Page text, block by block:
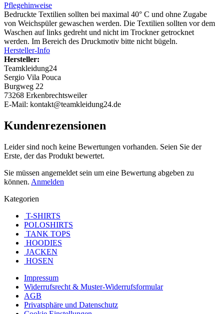
Pflegehinweise
Bedruckte Textilien sollten bei maximal 40° C und ohne Zugabe
von Weichspüler gewaschen werden. Die Textilien sollten vor dem
Waschen auf links gedreht und nicht im Trockner getrocknet
werden. Im Bereich des Druckmotiv bitte nicht bügeln.
Hersteller-Info
Hersteller:
Teamkleidung24
Sergio Vila Pouca
Burgweg 22
73268 Erkenbrechtsweiler
E-Mail: kontakt@teamkleidung24.de
Kundenrezensionen
Leider sind noch keine Bewertungen vorhanden. Seien Sie der
Erste, der das Produkt bewertet.
Sie müssen angemeldet sein um eine Bewertung abgeben zu
können. Anmelden
Kategorien
T-SHIRTS
POLOSHIRTS
TANK TOPS
HOODIES
JACKEN
HOSEN
Impressum
Widerrufsrecht & Muster-Widerrufsformular
AGB
Privatsphäre und Datenschutz